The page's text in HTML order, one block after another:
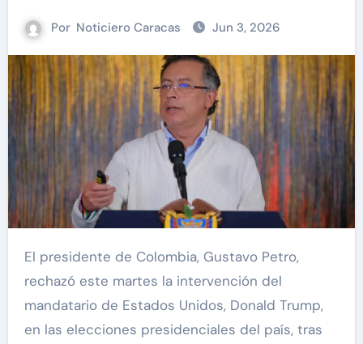
Por Noticiero Caracas Jun 3, 2026
El presidente de Colombia, Gustavo Petro,
rechazó este martes la intervención del
mandatario de Estados Unidos, Donald Trump,
en las elecciones presidenciales del país, tras